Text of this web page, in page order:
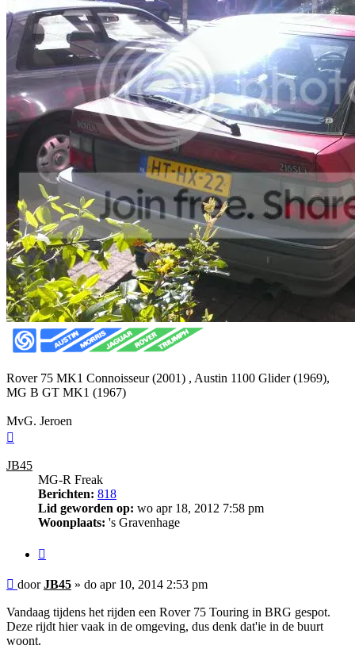
Rover 75 MK1 Connoisseur (2001) , Austin 1100 Glider (1969),
MG B GT MK1 (1967)
MvG. Jeroen
JB45
MG-R Freak
Berichten: 818
Lid geworden op: wo apr 18, 2012 7:58 pm
Woonplaats: 's Gravenhage
Bericht
doorJB45 » do apr 10, 2014 2:53 pm
Vandaag tijdens het rijden een Rover 75 Touring in BRG gespot.
Deze rijdt hier vaak in de omgeving, dus denk dat'ie in de buurt
woont.